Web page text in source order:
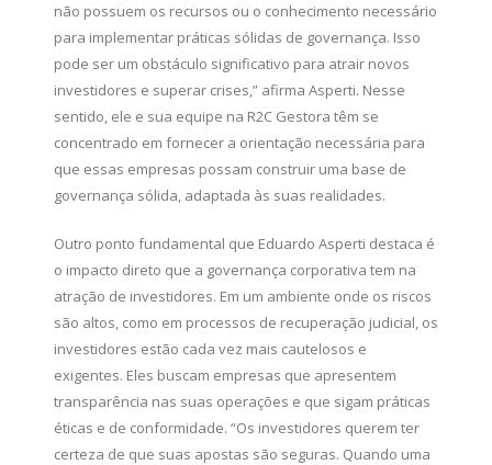
não possuem os recursos ou o conhecimento necessário
para implementar práticas sólidas de governança. Isso
pode ser um obstáculo significativo para atrair novos
investidores e superar crises,” afirma Asperti. Nesse
sentido, ele e sua equipe na R2C Gestora têm se
concentrado em fornecer a orientação necessária para
que essas empresas possam construir uma base de
governança sólida, adaptada às suas realidades.
Outro ponto fundamental que Eduardo Asperti destaca é
o impacto direto que a governança corporativa tem na
atração de investidores. Em um ambiente onde os riscos
são altos, como em processos de recuperação judicial, os
investidores estão cada vez mais cautelosos e
exigentes. Eles buscam empresas que apresentem
transparência nas suas operações e que sigam práticas
éticas e de conformidade. “Os investidores querem ter
certeza de que suas apostas são seguras. Quando uma